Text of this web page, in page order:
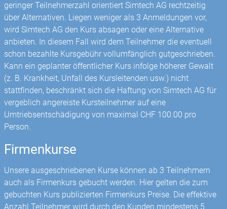
geringer Teilnehmerzahl orientiert Simtech AG rechtzeitig
über Alternativen. Liegen weniger als 3 Anmeldungen vor,
wird Simtech AG den Kurs absagen oder eine Alternative
anbieten. In diesem Fall wird dem Teilnehmer die eventuell
schon bezahlte Kursgebühr vollumfänglich gut­geschrieben.
Kann ein geplanter öffentlicher Kurs infolge höherer Gewalt
(z. B. Krankheit, Unfall des Kursleitenden usw.) nicht
stattfinden, beschränkt sich die Haftung von Simtech AG für
vergeblich angereiste Kursteilnehmer auf eine
Umtriebsentschädigung von maximal CHF 100.00 pro
Person.
Firmenkurse
Unsere ausgeschriebenen Kurse können ab 3 Teilnehmern
auch als Firmenkurs gebucht werden. Hier gelten die zum
gebuchten Kurs publizierten Firmenkurs Preise. Die effektive
Anzahl Teilnehmer wird durch den Kunden mindestens 5